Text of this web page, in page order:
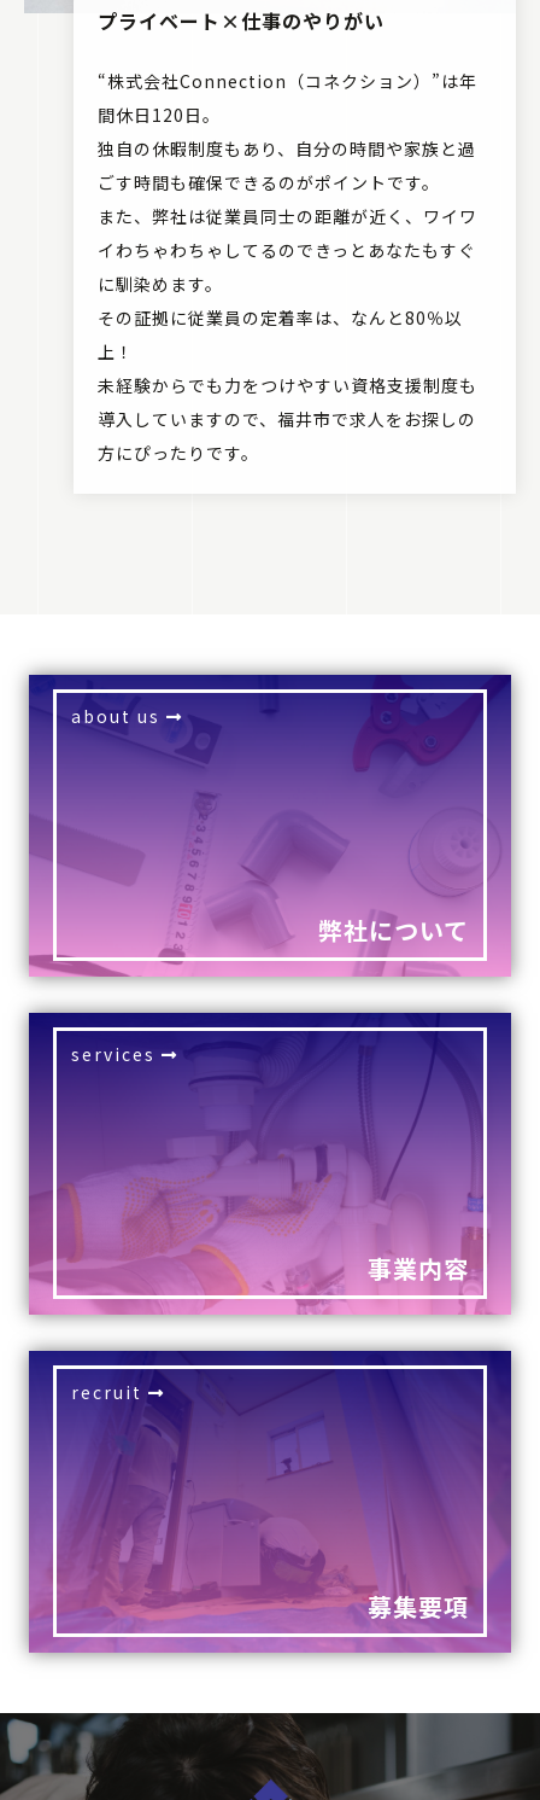
プライベート×仕事のやりがい
“株式会社Connection（コネクション）”は年
間休日120日。
独自の休暇制度もあり、自分の時間や家族と過
ごす時間も確保できるのがポイントです。
また、弊社は従業員同士の距離が近く、ワイワ
イわちゃわちゃしてるのできっとあなたもすぐ
に馴染めます。
その証拠に従業員の定着率は、なんと80％以
上！
未経験からでも力をつけやすい資格支援制度も
導入していますので、福井市で求人をお探しの
方にぴったりです。
about us
弊社について
services
事業内容
recruit
募集要項